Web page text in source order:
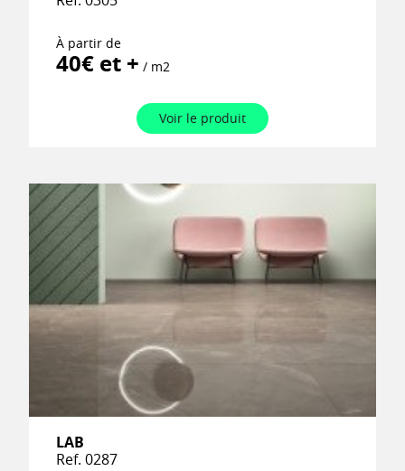
À partir de
40€ et + / m2
Voir le produit
LAB
Ref. 0287